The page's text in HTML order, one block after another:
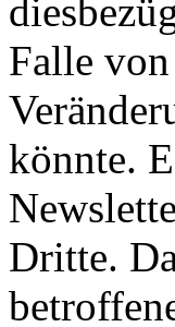
Falle
könnte.
Dritte.